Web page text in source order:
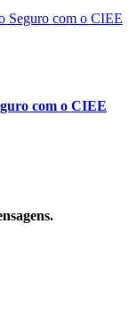
com o CIEE